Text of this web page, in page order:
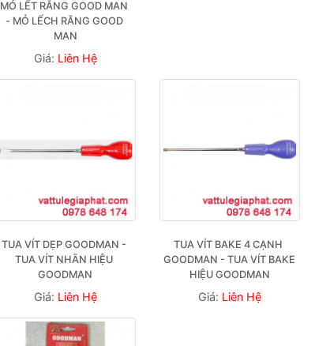
MỎ LẾT RĂNG GOOD MAN
- MỎ LẾCH RĂNG GOOD
MAN
Giá: Liên Hệ
TUA VÍT DẸP GOODMAN -
TUA VÍT NHÃN HIỆU
GOODMAN
Giá: Liên Hệ
TUA VÍT BAKE 4 CẠNH
GOODMAN - TUA VÍT BAKE
HIỆU GOODMAN
Giá: Liên Hệ